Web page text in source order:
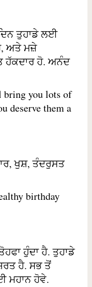
ਤੁਹਾਡੇ ਲਈ
ਅਤੇ ਮਜ਼ੇ
ਹੱਕਦਾਰ ਹੋ. ਅਨੰਦ
bring you lots of
deserve them a
ਖੁਸ਼, ਤੰਦਰੁਸਤ
birthday
ਹੁੰਦਾ ਹੈ. ਤੁਹਾਡੇ
ਹੈ. ਸਭ ਤੋਂ
ਮਹਾਨ ਹੋਵੇ.